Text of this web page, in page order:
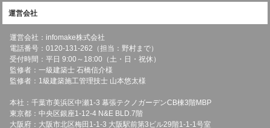
運営会社
運営会社：infomake株式会社
電話番号：0120-131-262（担当：野村まで）
受付時間：平日 9:00～18:00（土・日・祝休）
監修者：一級建築士 石橋信介様
監修者：1級建築施工管理技士 山本悠太様
本社：千葉市美浜区中瀬1-3 幕張テクノガーデンCB棟3階MBP
東京都：中央区銀座1-12-4 N&E BLD.7階
大阪府：大阪市北区梅田1-1-3 大阪駅前第3ビル29階1-1-1号室